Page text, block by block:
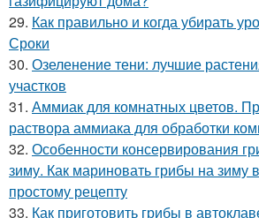
29. Как правильно и когда убирать
Сроки
30. Озеленение тени: лучшие
участков
31. Аммиак для комнатных цветов.
раствора аммиака для обработки
32. Особенности консервирования
зиму. Как мариновать грибы на зиму
простому рецепту
33. Как приготовить грибы в